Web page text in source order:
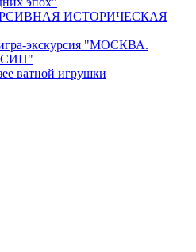
ИСТОРИЧЕСКАЯ
экскурсия "МОСКВА.
ватной игрушки